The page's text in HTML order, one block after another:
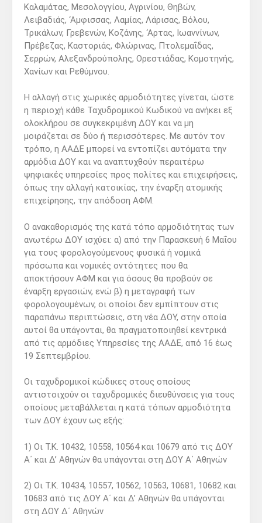
Καλαμάτας, Μεσολογγίου, Αγρινίου, Θηβών,
Λειβαδιάς, ‘Αμφισσας, Λαμίας, Λάρισας, Βόλου,
Τρικάλων, Γρεβενών, Κοζάνης, ‘Αρτας, Ιωαννίνων,
Πρέβεζας, Καστοριάς, Φλώρινας, Πτολεμαΐδας,
Σερρών, Αλεξανδρούπολης, Ορεστιάδας, Κομοτηνής,
Χανίων και Ρεθύμνου.
Η αλλαγή στις χωρικές αρμοδιότητες γίνεται, ώστε
η περιοχή κάθε Ταχυδρομικού Κωδικού να ανήκει εξ
ολοκλήρου σε συγκεκριμένη ΔΟΥ και να μη
μοιράζεται σε δύο ή περισσότερες. Με αυτόν τον
τρόπο, η ΑΑΔΕ μπορεί να εντοπίζει αυτόματα την
αρμόδια ΔΟΥ και να αναπτυχθούν περαιτέρω
ψηφιακές υπηρεσίες προς πολίτες και επιχειρήσεις,
όπως την αλλαγή κατοικίας, την έναρξη ατομικής
επιχείρησης, την απόδοση ΑΦΜ.
Ο ανακαθορισμός της κατά τόπο αρμοδιότητας των
ανωτέρω ΔΟΥ ισχύει: α) από την Παρασκευή 6 Μαΐου
για τους φορολογούμενους φυσικά ή νομικά
πρόσωπα και νομικές οντότητες που θα
αποκτήσουν ΑΦΜ και για όσους θα προβούν σε
έναρξη εργασιών, ενώ β) η μεταγραφή των
φορολογουμένων, οι οποίοι δεν εμπίπτουν στις
παραπάνω περιπτώσεις, στη νέα ΔΟΥ, στην οποία
αυτοί θα υπάγονται, θα πραγματοποιηθεί κεντρικά
από τις αρμόδιες Υπηρεσίες της ΑΑΔΕ, από 16 έως
19 Σεπτεμβρίου.
Οι ταχυδρομικοί κώδικες στους οποίους
αντιστοιχούν οι ταχυδρομικές διευθύνσεις για τους
οποίους μεταβάλλεται η κατά τόπων αρμοδιότητα
των ΔΟΥ έχουν ως εξής:
1) Οι Τ.Κ. 10432, 10558, 10564 και 10679 από τις ΔΟΥ
Α΄ και Δ’ Αθηνών θα υπάγονται στη ΔΟΥ Α΄ Αθηνών
2) Οι Τ.Κ. 10434, 10557, 10562, 10563, 10681, 10682 και
10683 από τις ΔΟΥ Α΄ και Δ’ Αθηνών θα υπάγονται
στη ΔΟΥ Δ΄ Αθηνών